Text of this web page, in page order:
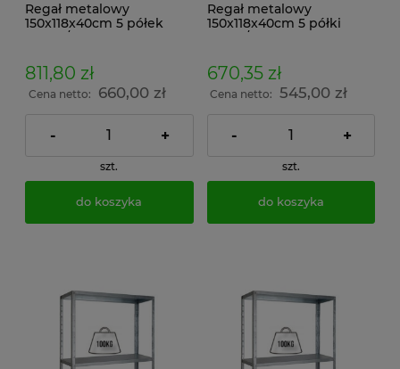
Regał metalowy
150x118x40cm 5 półek
200kg/p ocynkowany
dokumenty w archiwum i
do magazynu
811,80 zł
Cena netto: 660,00 zł
- +
szt.
do koszyka
Regał metalowy
150x118x40cm 5 półki
100kg/p ocynkowany
dokumenty w archiwum i
do magazynu
670,35 zł
Cena netto: 545,00 zł
- +
szt.
do koszyka